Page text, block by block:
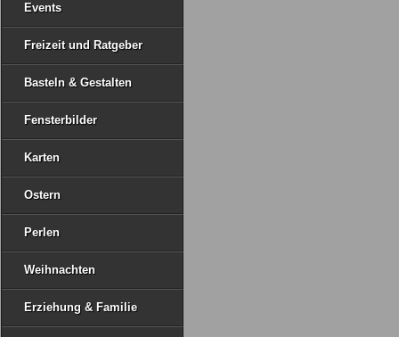
Events
Freizeit und Ratgeber
Basteln & Gestalten
Fensterbilder
Karten
Ostern
Perlen
Weihnachten
Erziehung & Familie